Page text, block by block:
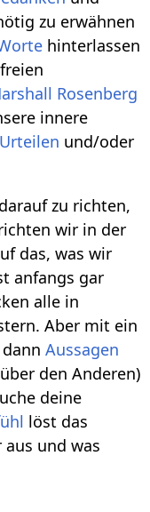
zu erwähnen
hinterlassen
Rosenberg
innere
Urteilen und/oder
darauf zu richten,
wir in der
das, was wir
anfangs gar
alle in
Aber mit ein
dannAussagen
den Anderen)
deine
löst das
und was